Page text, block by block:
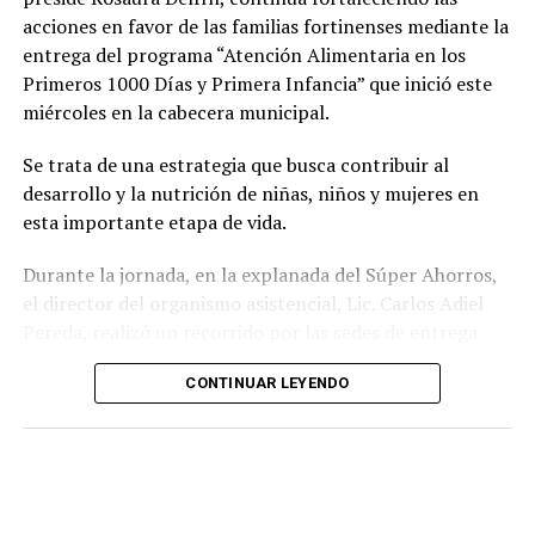
acciones en favor de las familias fortinenses mediante la
entrega del programa “Atención Alimentaria en los
Primeros 1000 Días y Primera Infancia” que inició este
miércoles en la cabecera municipal.
Se trata de una estrategia que busca contribuir al
desarrollo y la nutrición de niñas, niños y mujeres en
esta importante etapa de vida.
Durante la jornada, en la explanada del Súper Ahorros,
el director del organismo asistencial, Lic. Carlos Adiel
para supervisar las actividades desarrolladas por el área
de Plan Alimentario, reconociendo el compromiso y la
CONTINUAR LEYENDO